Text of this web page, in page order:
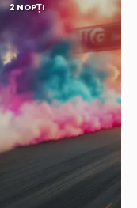
2 NOPȚI